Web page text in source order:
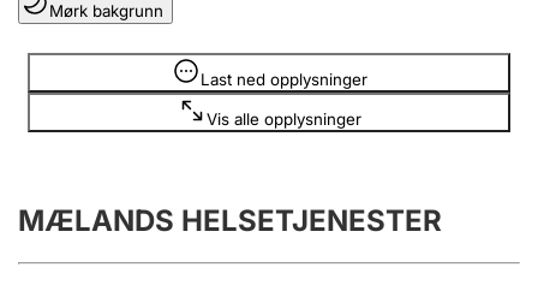
Lag og forening
Registrere, endre, slette
Årsregnskap
Innsending og forsinkelsesgebyr
Mørk bakgrunn
Last ned opplysninger
Vis alle opplysninger
Opplysninger er skjult
MÆLANDS HELSETJENESTER